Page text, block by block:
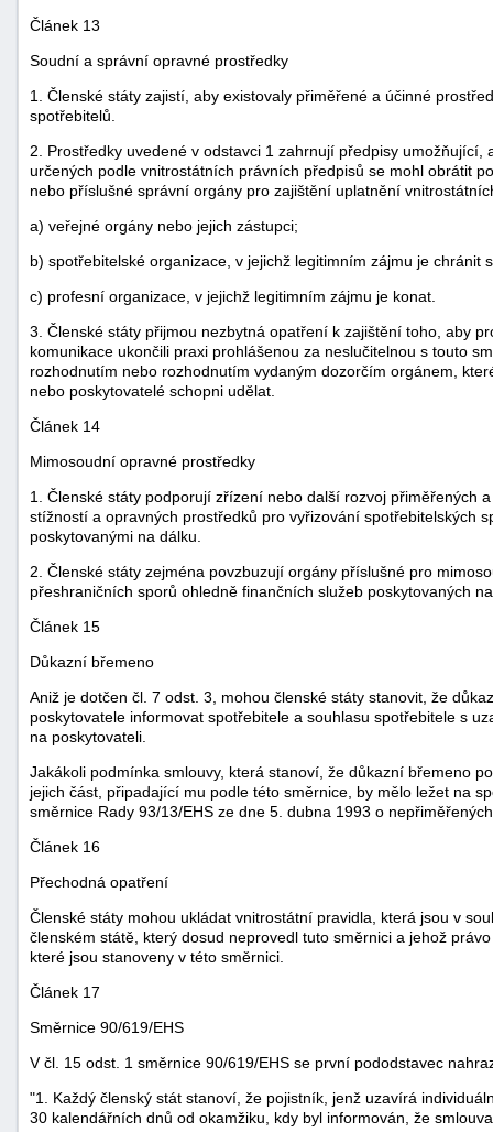
Článek 13
Soudní a správní opravné prostředky
1. Členské státy zajistí, aby existovaly přiměřené a účinné
spotřebitelů.
2. Prostředky uvedené v odstavci 1 zahrnují předpisy
určených podle vnitrostátních právních předpisů se mohl obrátit
nebo příslušné správní orgány pro zajištění uplatnění
a) veřejné orgány nebo jejich zástupci;
b) spotřebitelské organizace, v jejichž legitimním zájmu je chránit
c) profesní organizace, v jejichž legitimním zájmu je konat.
3. Členské státy přijmou nezbytná opatření k zajištění toho, aby
komunikace ukončili praxi prohlášenou za neslučitelnou s touto
rozhodnutím nebo rozhodnutím vydaným dozorčím orgánem,
nebo poskytovatelé schopni udělat.
Článek 14
Mimosoudní opravné prostředky
1. Členské státy podporují zřízení nebo další rozvoj přiměřených
stížností a opravných prostředků pro vyřizování spotřebitelských
poskytovanými na dálku.
2. Členské státy zejména povzbuzují orgány příslušné pro
přeshraničních sporů ohledně finančních služeb poskytovaných
Článek 15
Důkazní břemeno
Aniž je dotčen čl. 7 odst. 3, mohou členské státy stanovit, že
poskytovatele informovat spotřebitele a souhlasu spotřebitele s
na poskytovateli.
Jakákoli podmínka smlouvy, která stanoví, že důkazní břemeno
jejich část, připadající mu podle této směrnice, by mělo ležet na
směrnice Rady 93/13/EHS ze dne 5. dubna 1993 o
Článek 16
Přechodná opatření
Členské státy mohou ukládat vnitrostátní pravidla, která jsou v
členském státě, který dosud neprovedl tuto směrnici a jehož
které jsou stanoveny v této směrnici.
Článek 17
Směrnice 90/619/EHS
V čl. 15 odst. 1 směrnice 90/619/EHS se první pododstavec
"1. Každý členský stát stanoví, že pojistník, jenž uzavírá
30 kalendářních dnů od okamžiku, kdy byl informován, že